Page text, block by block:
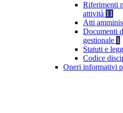
Riferimenti
attività 11
Atti
Documenti
gestionale 1
Statuti e
Codice
Oneri informativi